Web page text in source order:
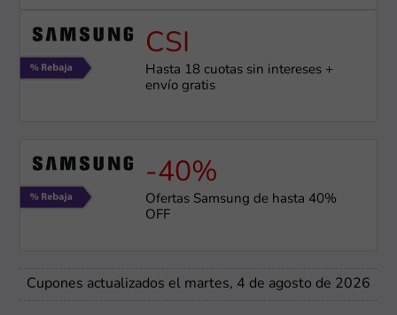
CSI
Hasta 18 cuotas sin intereses +
envío gratis
-40%
Ofertas Samsung de hasta 40%
OFF
Cupones actualizados el martes, 4 de agosto de 2026